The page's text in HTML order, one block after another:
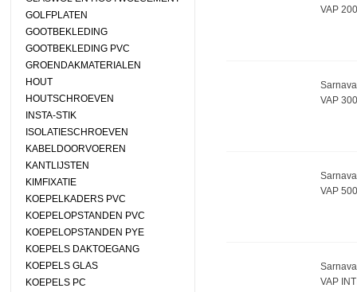
GOLFPLATEN
GOOTBEKLEDING
GOOTBEKLEDING PVC
GROENDAKMATERIALEN
HOUT
HOUTSCHROEVEN
INSTA-STIK
ISOLATIESCHROEVEN
KABELDOORVOEREN
KANTLIJSTEN
KIMFIXATIE
KOEPELKADERS PVC
KOEPELOPSTANDEN PVC
KOEPELOPSTANDEN PYE
KOEPELS DAKTOEGANG
KOEPELS GLAS
KOEPELS PC
VAP
VAP
VAP
VAP